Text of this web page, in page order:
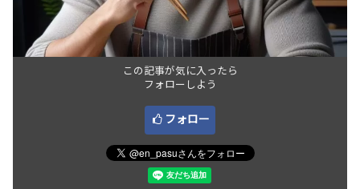
この記事が気に入ったら
フォローしよう
フォロー